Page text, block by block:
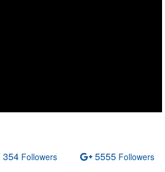
354 Followers 5555 Followers